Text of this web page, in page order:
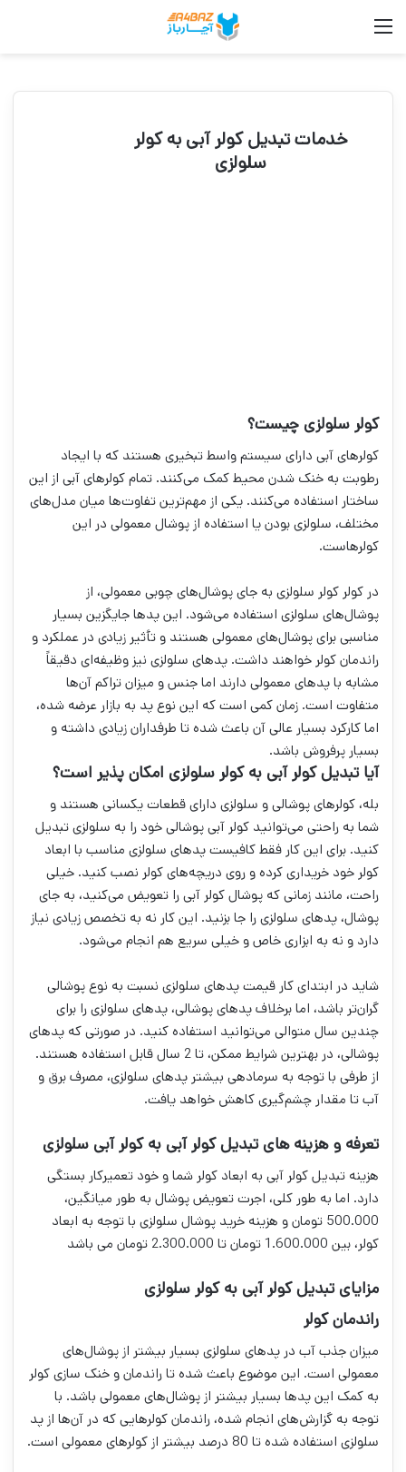
منو
خدمات تبدیل کولر آبی به کولر
سلولزی
کولر سلولزی چیست؟
کولرهای آبی دارای سیستم واسط تبخیری هستند که با ایجاد
رطوبت به خنک شدن محیط کمک می‌کنند. تمام کولرهای آبی از این
ساختار استفاده می‌کنند. یکی از مهم‌ترین تفاوت‌ها میان مدل‌های
مختلف، سلولزی بودن یا استفاده از پوشال معمولی در این
کولرهاست.
در کولر کولر سلولزی به جای پوشال‌های چوبی معمولی، از
پوشال‌های سلولزی استفاده می‌شود. این پدها جایگزین بسیار
مناسبی برای پوشال‌های معمولی هستند و تأثیر زیادی در عملکرد و
راندمان کولر خواهند داشت. پدهای سلولزی نیز وظیفه‌ای دقیقاً
مشابه با پدهای معمولی دارند اما جنس و میزان تراکم آن‌ها
متفاوت است. زمان کمی است که این نوع پد به بازار عرضه شده،
اما کارکرد بسیار عالی آن باعث شده تا طرفداران زیادی داشته و
بسیار پرفروش باشد.
آیا تبدیل کولر آبی به کولر سلولزی امکان پذیر است؟
بله، کولرهای پوشالی و سلولزی دارای قطعات یکسانی هستند و
شما به راحتی می‌توانید کولر آبی پوشالی خود را به سلولزی تبدیل
کنید. برای این کار فقط کافیست پدهای سلولزی مناسب با ابعاد
کولر خود خریداری کرده و روی دریچه‌های کولر نصب کنید. خیلی
راحت، مانند زمانی که پوشال کولر آبی را تعویض می‌کنید، به جای
پوشال، پدهای سلولزی را جا بزنید. این کار نه به تخصص زیادی نیاز
دارد و نه به ابزاری خاص و خیلی سریع هم انجام می‌شود.
شاید در ابتدای کار قیمت پدهای سلولزی نسبت به نوع پوشالی
گران‌تر باشد، اما برخلاف پدهای پوشالی، پدهای سلولزی را برای
چندین سال متوالی می‌توانید استفاده کنید. در صورتی که پدهای
پوشالی، در بهترین شرایط ممکن، تا 2 سال قابل استفاده هستند.
از طرفی با توجه به سرمادهی بیشتر پدهای سلولزی، مصرف برق و
آب تا مقدار چشم‌گیری کاهش خواهد یافت.
تعرفه و هزینه های تبدیل کولر آبی به کولر آبی سلولزی
هزینه تبدیل کولر آبی به ابعاد کولر شما و خود تعمیرکار بستگی
دارد. اما به طور کلی، اجرت تعویض پوشال به طور میانگین،
500.000 تومان و هزینه خرید پوشال سلولزی با توجه به ابعاد
کولر، بین 1.600.000 تومان تا 2.300.000 تومان می باشد
مزایای تبدیل کولر آبی به کولر سلولزی
راندمان کولر
میزان جذب آب در پدهای سلولزی بسیار بیشتر از پوشال‌های
معمولی است. این موضوع باعث شده تا راندمان و خنک سازی کولر
به کمک این پدها بسیار بیشتر از پوشال‌های معمولی باشد. با
توجه به گزارش‌های انجام شده، راندمان کولرهایی که در آن‌ها از پد
سلولزی استفاده شده تا 80 درصد بیشتر از کولرهای معمولی است.